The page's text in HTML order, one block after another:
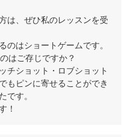
は、ぜひ私のレッスンを受
のはショートゲームです。
はご存じですか？
チショット・ロブショット
もピンに寄せることができ
です。
！